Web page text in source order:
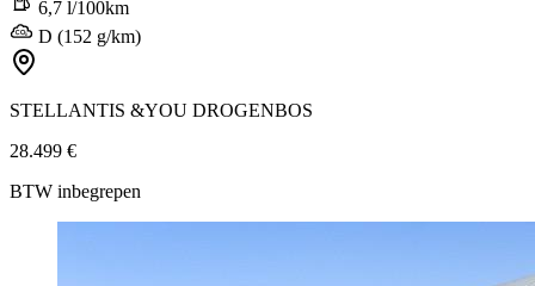
6,7 l/100km
D (152 g/km)
STELLANTIS &YOU DROGENBOS
28.499 €
BTW inbegrepen